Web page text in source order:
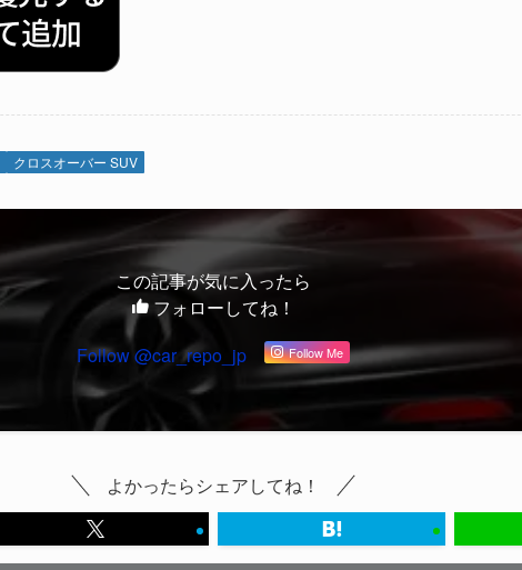
クロスオーバー SUV
この記事が気に入ったら
フォローしてね！
Follow @car_repo_jp
Follow Me
よかったらシェアしてね！